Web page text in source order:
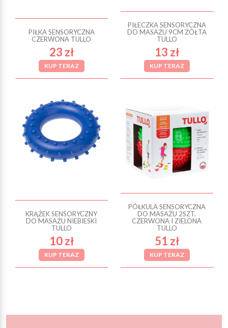
PIŁKA SENSORYCZNA
CZERWONA TULLO
23 zł
KUP TERAZ
PIŁECZKA SENSORYCZNA
DO MASAŻU 9CM ŻÓŁTA
TULLO
13 zł
KUP TERAZ
KRĄŻEK SENSORYCZNY
DO MASAŻU NIEBIESKI
TULLO
10 zł
KUP TERAZ
PÓŁKULA SENSORYCZNA
DO MASAŻU 2SZT.
CZERWONA I ZIELONA
TULLO
51 zł
KUP TERAZ